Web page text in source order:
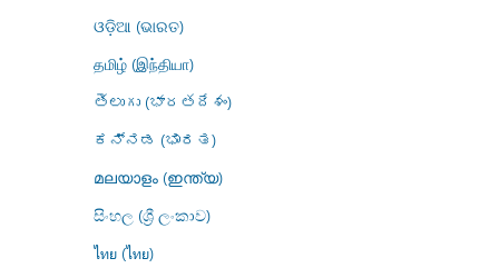
ଓଡ଼ିଆ (ଭାରତ)
தமிழ் (இந்தியா)
తెలుగు (భారతదేశం)
ಕನ್ನಡ (ಭಾರತ)
മലയാളം (ഇന്ത്യ)
සිංහල (ශ්‍රී ලංකාව)
ไทย (ไทย)